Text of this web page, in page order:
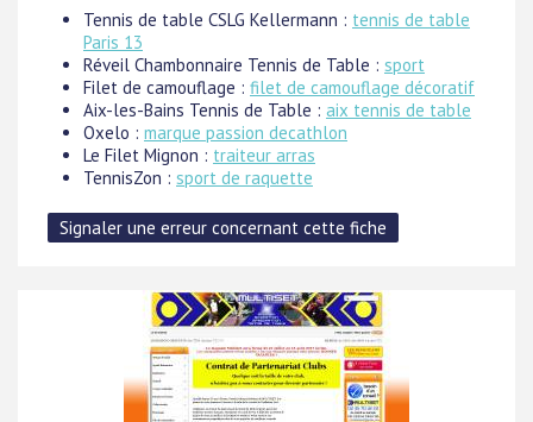
Tennis de table CSLG Kellermann : tennis de table
Paris 13
Réveil Chambonnaire Tennis de Table : sport
Filet de camouflage : filet de camouflage décoratif
Aix-les-Bains Tennis de Table : aix tennis de table
Oxelo : marque passion decathlon
Le Filet Mignon : traiteur arras
TennisZon : sport de raquette